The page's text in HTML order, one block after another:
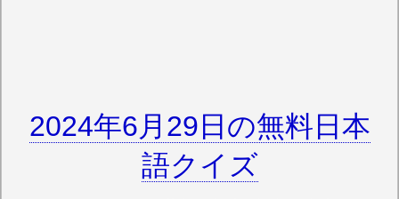
2024年6月29日の無料日本
語クイズ